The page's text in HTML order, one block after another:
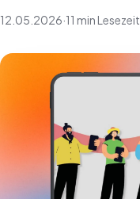
12.05.2026·11 min Lesezeit